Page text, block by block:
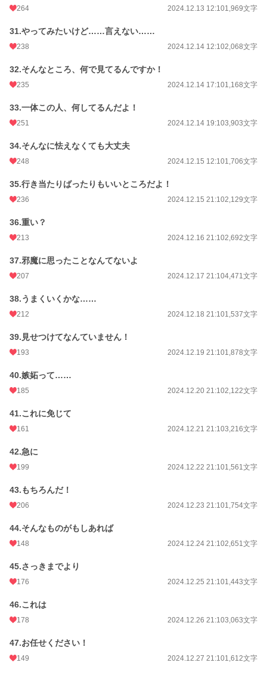
264 2024.12.13 12:101,969文字
31.やってみたいけど……言えない……
238 2024.12.14 12:102,068文字
32.そんなところ、何で見てるんですか！
235 2024.12.14 17:101,168文字
33.一体この人、何してるんだよ！
251 2024.12.14 19:103,903文字
34.そんなに怯えなくても大丈夫
248 2024.12.15 12:101,706文字
35.行き当たりばったりもいいところだよ！
236 2024.12.15 21:102,129文字
36.重い？
213 2024.12.16 21:102,692文字
37.邪魔に思ったことなんてないよ
207 2024.12.17 21:104,471文字
38.うまくいくかな……
212 2024.12.18 21:101,537文字
39.見せつけてなんていません！
193 2024.12.19 21:101,878文字
40.嫉妬って……
185 2024.12.20 21:102,122文字
41.これに免じて
161 2024.12.21 21:103,216文字
42.急に
199 2024.12.22 21:101,561文字
43.もちろんだ！
206 2024.12.23 21:101,754文字
44.そんなものがもしあれば
148 2024.12.24 21:102,651文字
45.さっきまでより
176 2024.12.25 21:101,443文字
46.これは
178 2024.12.26 21:103,063文字
47.お任せください！
149 2024.12.27 21:101,612文字